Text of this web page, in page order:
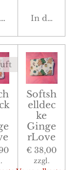
Warenkorb
In den
Softsh
elldec
ke
Ginge
rLove
€ 38,00
zzgl.